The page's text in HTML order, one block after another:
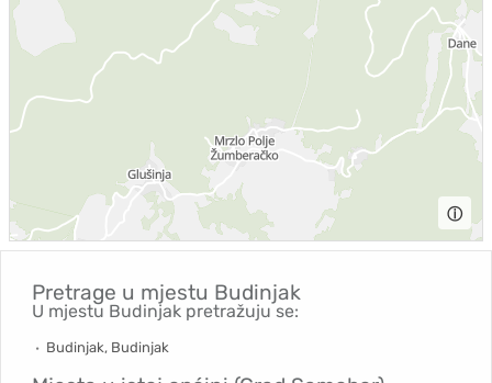
ⓘ
Pretrage u mjestu Budinjak
U mjestu Budinjak pretražuju se:
Budinjak, Budinjak